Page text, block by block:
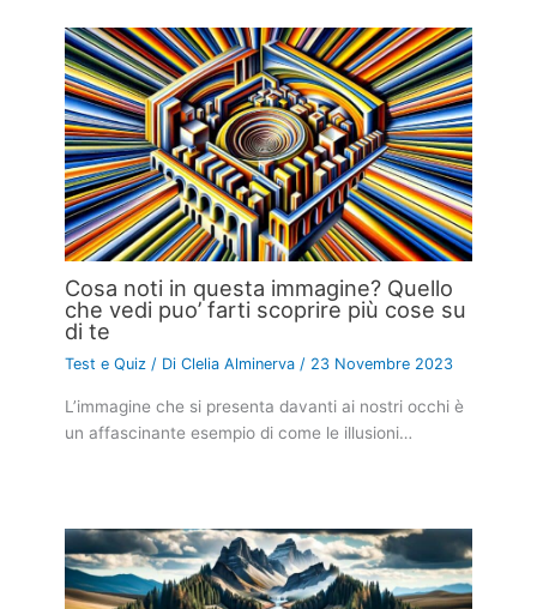
Cosa noti in questa immagine? Quello
che vedi puo’ farti scoprire più cose su
di te
Test e Quiz / DiClelia Alminerva/ 23 Novembre 2023
L’immagine che si presenta davanti ai nostri occhi è
un affascinante esempio di come le illusioni…